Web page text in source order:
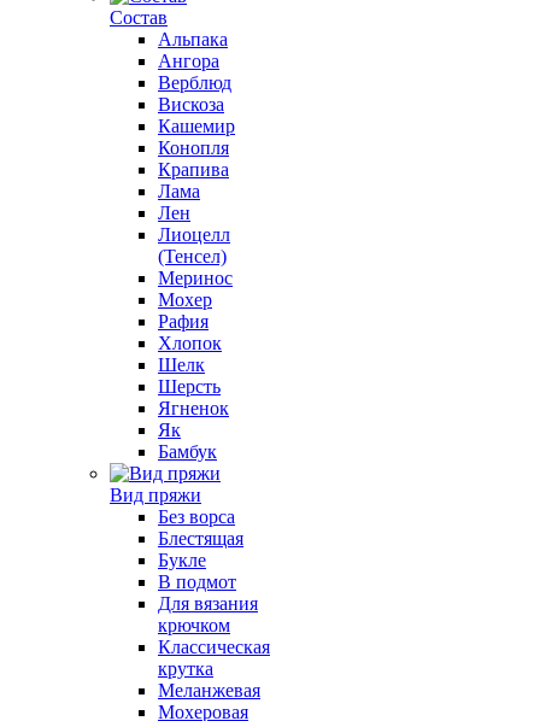
Состав
Альпака
Ангора
Верблюд
Вискоза
Кашемир
Конопля
Крапива
Лама
Лен
Лиоцелл
(Тенсел)
Меринос
Мохер
Рафия
Хлопок
Шелк
Шерсть
Ягненок
Як
Бамбук
Вид пряжи
Без ворса
Блестящая
Букле
В подмот
Для вязания
крючком
Классическая
крутка
Меланжевая
Мохеровая